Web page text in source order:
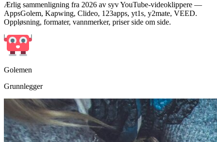
Ærlig sammenligning fra 2026 av syv YouTube-videoklippere —
AppsGolem, Kapwing, Clideo, 123apps, yt1s, y2mate, VEED.
Oppløsning, formater, vannmerker, priser side om side.
Golemen
Grunnlegger